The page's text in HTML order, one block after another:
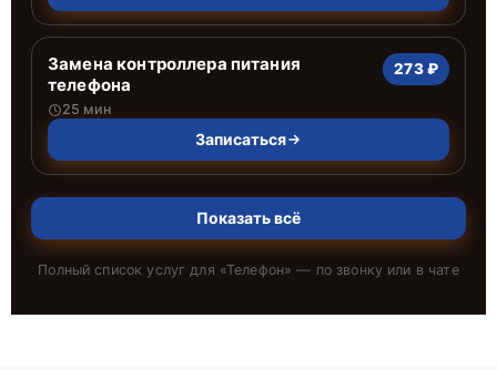
Замена контроллера питания
телефона
25 мин
273 ₽
Записаться
Показать всё
Полный список услуг для «Телефон» — по звонку или в чате